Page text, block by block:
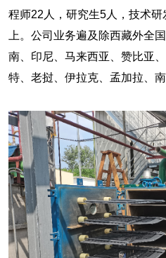
程师22人，研究生5人，技术
上。公司业务遍及除西藏外全
南、印尼、马来西亚、赞比亚
特、老挝、伊拉克、孟加拉、